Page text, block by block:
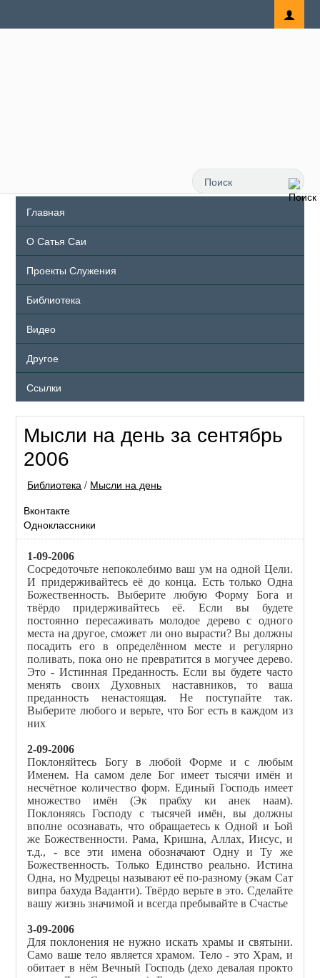
Главная
О Сатья Саи
Проекты Служения
Библиотека
Видео
Другое
Ссылки
Мысли на день за сентябрь
2006
Библиотека / Мысли на день
Вконтакте
Одноклассники
1-09-2006
Сосредоточьте непоколебимо ваш ум на одной Цели.
И придерживайтесь её до конца. Есть только Одна
Божественность. Выберите любую Форму Бога и
твёрдо придерживайтесь её. Если вы будете
постоянно пересаживать молодое дерево с одного
места на другое, сможет ли оно вырасти? Вы должны
посадить его в определённом месте и регулярно
поливать, пока оно не превратится в могучее дерево.
Это - Истинная Преданность. Если вы будете часто
менять своих Духовных наставников, то ваша
преданность ненастоящая. Не поступайте так.
Выберите любого и верьте, что Бог есть в каждом из
них
2-09-2006
Поклоняйтесь Богу в любой Форме и с любым
Именем. На самом деле Бог имеет тысячи имён и
несчётное количество форм. Единый Господь имеет
множество имён (Эк прабху ки анек наам).
Поклоняясь Господу с тысячей имён, вы должны
вполне осознавать, что обращаетесь к Одной и Ьой
же Божественности. Рама, Кришна, Аллах, Иисус, и
т.д., - все эти имена обозначают Одну и Ту же
Божественность. Только Единство реально. Истина
Одна, но Мудрецы называют её по-разному (экам Сат
випра бахуда Ваданти). Твёрдо верьте в это. Сделайте
вашу жизнь значимой и всегда пребывайте в Счастье
3-09-2006
Для поклонения не нужно искать храмы и святыни.
Само ваше тело является храмом. Тело - это Храм, и
обитает в нём Вечный Господь (дехо девалая прокто